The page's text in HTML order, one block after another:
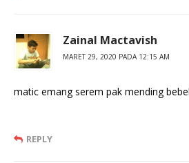
Zainal Mactavish
MARET 29, 2020 PADA 12:15 AM
matic emang serem pak mending
REPLY